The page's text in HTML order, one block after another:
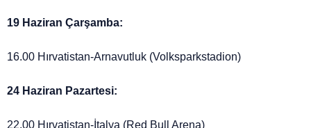
19 Haziran Çarşamba:
16.00 Hırvatistan-Arnavutluk (Volksparkstadion)
24 Haziran Pazartesi:
22.00 Hırvatistan-İtalya (Red Bull Arena)